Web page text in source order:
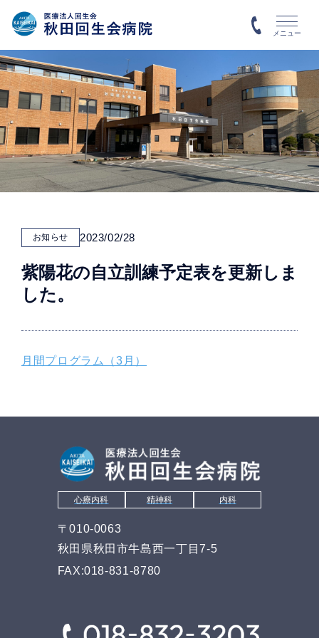
メニュー
お知らせ 2023/02/28
紫陽花の自立訓練予定表を更新しま
した。
月間プログラム（3月）
心療内科 精神科 内科
〒010-0063
秋田県秋田市牛島西一丁目7-5
FAX:018-831-8780